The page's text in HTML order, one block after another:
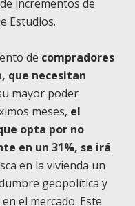
incrementos de
Estudios.
de compradores
que necesitan
mayor poder
meses, el
opta por no
en un 31%, se irá
en la vivienda un
geopolítica y
el mercado. Este